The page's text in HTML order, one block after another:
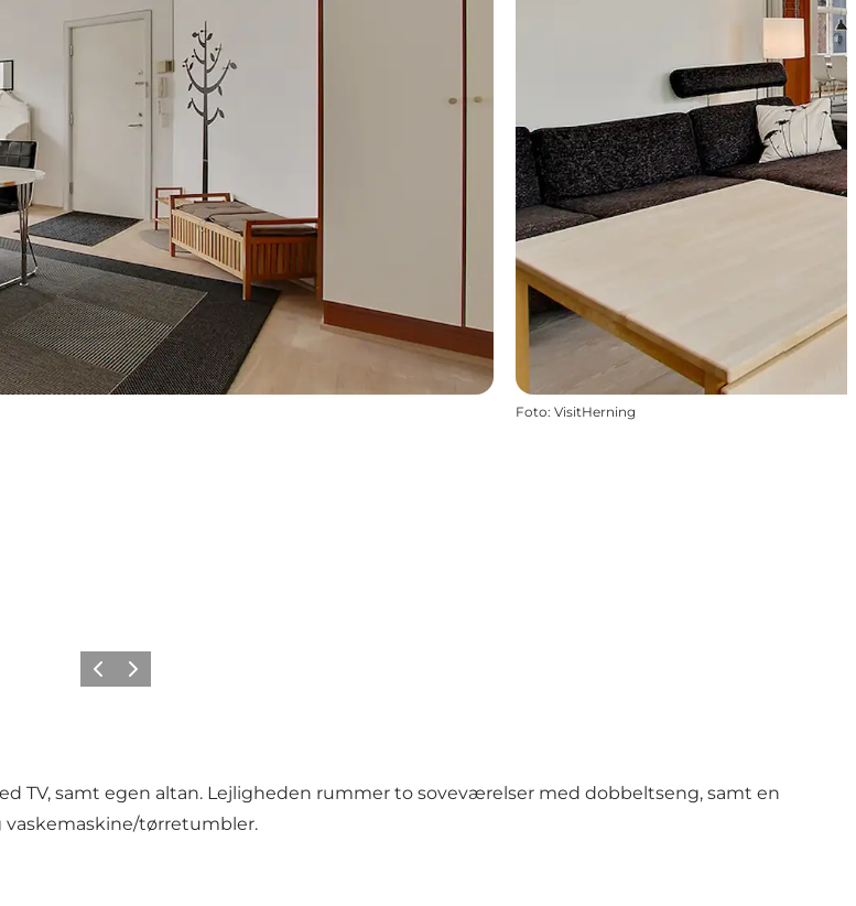
Foto: VisitHerning
Forrige billede
Næste billede
TV, samt egen altan. Lejligheden rummer to soveværelser med dobbeltseng, samt en
tørretumbler.